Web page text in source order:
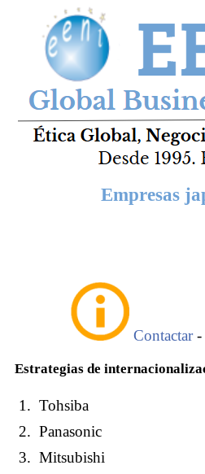
Empresas
Contactar-
Estrategias de
Tohsiba
Panasonic
Mitsubishi